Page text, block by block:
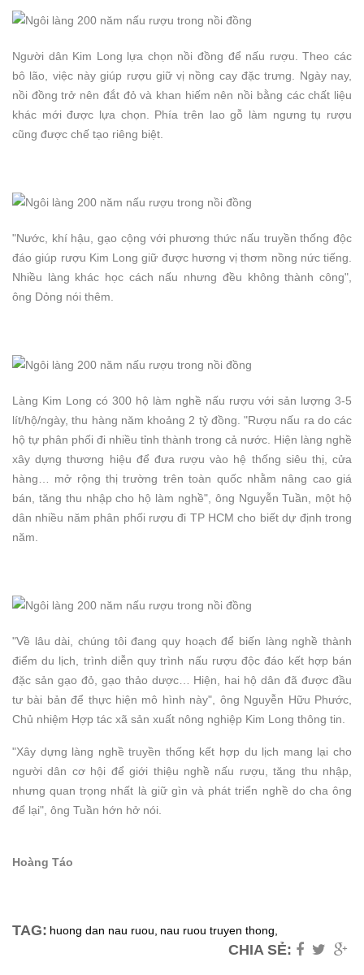
Người dân Kim Long lựa chọn nồi đồng để nấu rượu. Theo các
bô lão, việc này giúp rượu giữ vị nồng cay đặc trưng. Ngày nay,
nồi đồng trở nên đắt đỏ và khan hiếm nên nồi bằng các chất liệu
khác mới được lựa chọn. Phía trên lao gỗ làm ngưng tụ rượu
cũng được chế tạo riêng biệt.
"Nước, khí hậu, gạo cộng với phương thức nấu truyền thống độc
đáo giúp rượu Kim Long giữ được hương vị thơm nồng nức tiếng.
Nhiều làng khác học cách nấu nhưng đều không thành công",
ông Dỏng nói thêm.
Làng Kim Long có 300 hộ làm nghề nấu rượu với sản lượng 3-5
lít/hộ/ngày, thu hàng năm khoảng 2 tỷ đồng. "Rượu nấu ra do các
hộ tự phân phối đi nhiều tỉnh thành trong cả nước. Hiện làng nghề
xây dựng thương hiệu để đưa rượu vào hệ thống siêu thị, cửa
hàng… mở rộng thị trường trên toàn quốc nhằm nâng cao giá
bán, tăng thu nhập cho hộ làm nghề", ông Nguyễn Tuần, một hộ
dân nhiều năm phân phối rượu đi TP HCM cho biết dự định trong
năm.
"Về lâu dài, chúng tôi đang quy hoạch để biến làng nghề thành
điểm du lịch, trình diễn quy trình nấu rượu độc đáo kết hợp bán
đặc sản gạo đỏ, gạo thảo dược… Hiện, hai hộ dân đã được đầu
tư bài bản để thực hiện mô hình này", ông Nguyễn Hữu Phước,
Chủ nhiệm Hợp tác xã sản xuất nông nghiệp Kim Long thông tin.
"Xây dựng làng nghề truyền thống kết hợp du lịch mang lại cho
người dân cơ hội để giới thiệu nghề nấu rượu, tăng thu nhập,
nhưng quan trọng nhất là giữ gìn và phát triển nghề do cha ông
để lại", ông Tuần hớn hở nói.
Hoàng Táo
TAG: huong dan nau ruou, nau ruou truyen thong,
CHIA SẺ: